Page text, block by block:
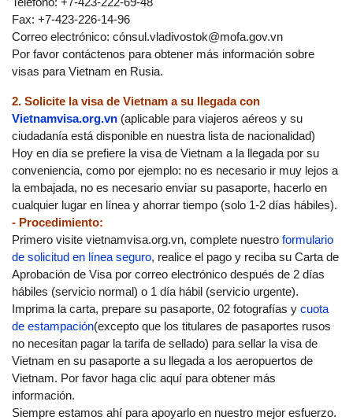
Fax: +7-423-226-14-96
Correo electrónico: cónsul.vladivostok@mofa.gov.vn
Por favor contáctenos para obtener más información sobre
visas para Vietnam en Rusia.
2. Solicite la visa de Vietnam a su llegada con
Vietnamvisa.org.vn (aplicable para viajeros aéreos y su
ciudadanía está disponible en nuestra lista de nacionalidad)
Hoy en día se prefiere la visa de Vietnam a la llegada por su
conveniencia, como por ejemplo: no es necesario ir muy lejos a
la embajada, no es necesario enviar su pasaporte, hacerlo en
cualquier lugar en línea y ahorrar tiempo (solo 1-2 días hábiles).
- Procedimiento:
Primero visite vietnamvisa.org.vn, complete nuestro formulario
de solicitud en línea seguro, realice el pago y reciba su Carta de
Aprobación de Visa por correo electrónico después de 2 días
hábiles (servicio normal) o 1 día hábil (servicio urgente).
Imprima la carta, prepare su pasaporte, 02 fotografías y cuota
de estampación(excepto que los titulares de pasaportes rusos
no necesitan pagar la tarifa de sellado) para sellar la visa de
Vietnam en su pasaporte a su llegada a los aeropuertos de
Vietnam. Por favor haga clic aquí para obtener más
información.
Siempre estamos ahí para apoyarlo en nuestro mejor esfuerzo.